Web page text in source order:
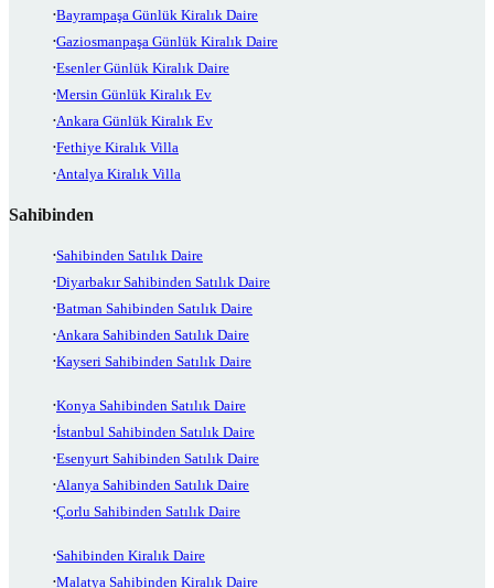
Bayrampaşa Günlük Kiralık Daire
Gaziosmanpaşa Günlük Kiralık Daire
Esenler Günlük Kiralık Daire
Mersin Günlük Kiralık Ev
Ankara Günlük Kiralık Ev
Fethiye Kiralık Villa
Antalya Kiralık Villa
Sahibinden
Sahibinden Satılık Daire
Diyarbakır Sahibinden Satılık Daire
Batman Sahibinden Satılık Daire
Ankara Sahibinden Satılık Daire
Kayseri Sahibinden Satılık Daire
Konya Sahibinden Satılık Daire
İstanbul Sahibinden Satılık Daire
Esenyurt Sahibinden Satılık Daire
Alanya Sahibinden Satılık Daire
Çorlu Sahibinden Satılık Daire
Sahibinden Kiralık Daire
Malatya Sahibinden Kiralık Daire